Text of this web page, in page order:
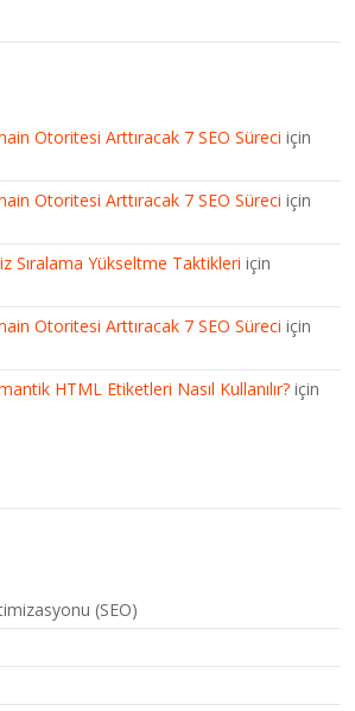
Otoritesi Arttıracak 7 SEO Süreci için
Otoritesi Arttıracak 7 SEO Süreci için
Sıralama Yükseltme Taktikleri için
Otoritesi Arttıracak 7 SEO Süreci için
HTML Etiketleri Nasıl Kullanılır? için
(SEO)